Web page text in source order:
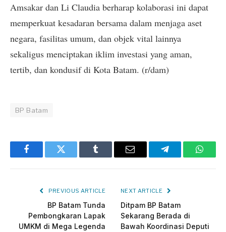
Amsakar dan Li Claudia berharap kolaborasi ini dapat
memperkuat kesadaran bersama dalam menjaga aset
negara, fasilitas umum, dan objek vital lainnya
sekaligus menciptakan iklim investasi yang aman,
tertib, dan kondusif di Kota Batam. (r/dam)
BP Batam
FacebookTwitter Tumblr Email Telegram
PREVIOUS ARTICLE
BP Batam Tunda
Pembongkaran Lapak
UMKM di Mega Legenda
NEXT ARTICLE
Ditpam BP Batam
Sekarang Berada di
Bawah Koordinasi Deputi